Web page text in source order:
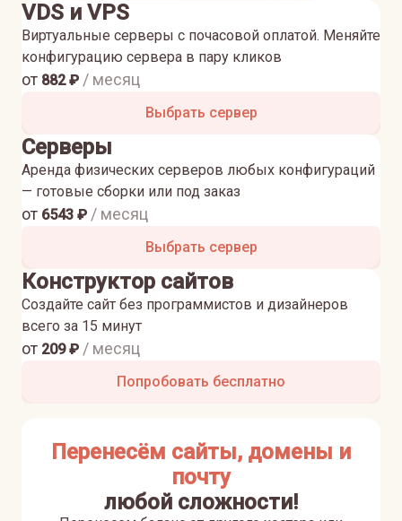
VDS и VPS
Виртуальные серверы с почасовой оплатой. Меняйте
конфигурацию сервера в пару кликов
от 882₽ / месяц
Выбрать сервер
Серверы
Аренда физических серверов любых конфигураций
— готовые сборки или под заказ
от 6543 ₽ / месяц
Выбрать сервер
Конструктор сайтов
Создайте сайт без программистов и дизайнеров
всего за 15 минут
от 209₽ / месяц
Попробовать бесплатно
Перенесём сайты, домены и
почту
любой сложности!